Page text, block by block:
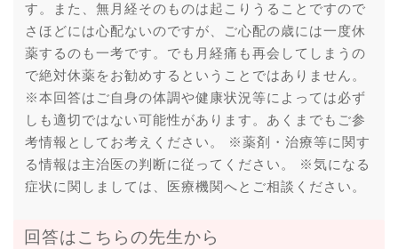
す。また、無月経そのものは起こりうることですので
さほどには心配ないのですが、ご心配の歳には一度休
薬するのも一考です。でも月経痛も再会してしまうの
で絶対休薬をお勧めするということではありません。
※本回答はご自身の体調や健康状況等によっては必ず
しも適切ではない可能性があります。あくまでもご参
考情報としてお考えください。 ※薬剤・治療等に関す
る情報は主治医の判断に従ってください。 ※気になる
症状に関しましては、医療機関へとご相談ください。
回答はこちらの先生から